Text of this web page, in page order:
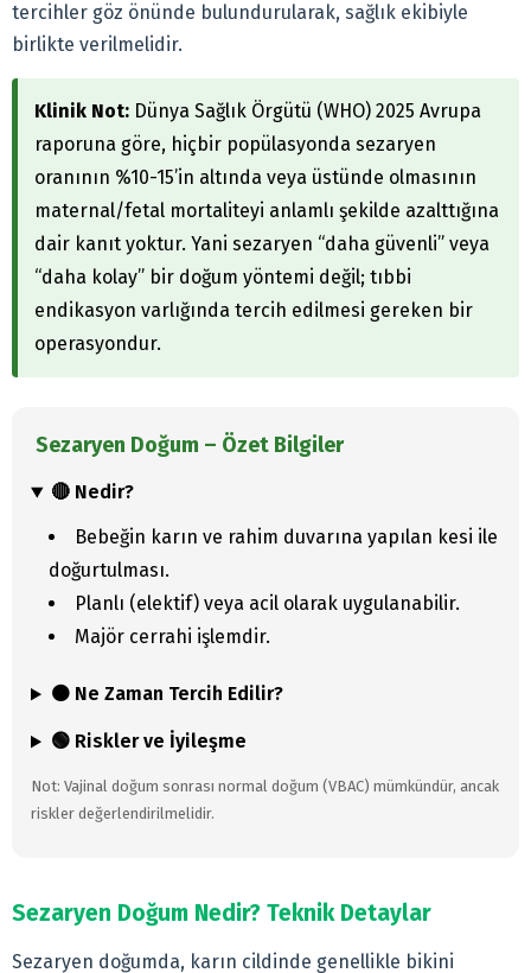
tercihler göz önünde bulundurularak, sağlık ekibiyle
birlikte verilmelidir.
Klinik Not: Dünya Sağlık Örgütü (WHO) 2025 Avrupa
raporuna göre, hiçbir popülasyonda sezaryen
oranının %10-15’in altında veya üstünde olmasının
maternal/fetal mortaliteyi anlamlı şekilde azalttığına
dair kanıt yoktur. Yani sezaryen “daha güvenli” veya
“daha kolay” bir doğum yöntemi değil; tıbbi
endikasyon varlığında tercih edilmesi gereken bir
operasyondur.
Sezaryen Doğum – Özet Bilgiler
🔴 Nedir?
Bebeğin karın ve rahim duvarına yapılan kesi ile
doğurtulması.
Planlı (elektif) veya acil olarak uygulanabilir.
Majör cerrahi işlemdir.
🟠 Ne Zaman Tercih Edilir?
🟢 Riskler ve İyileşme
Not: Vajinal doğum sonrası normal doğum (VBAC) mümkündür, ancak
riskler değerlendirilmelidir.
Sezaryen Doğum Nedir? Teknik Detaylar
Sezaryen doğumda, karın cildinde genellikle bikini